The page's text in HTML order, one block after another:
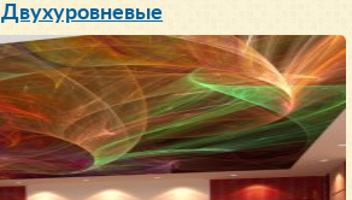
Двухуровневые